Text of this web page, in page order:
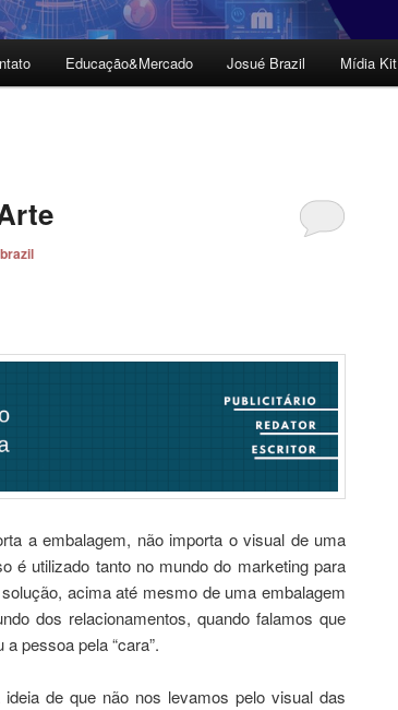
Educação&Mercado Josué Brazil Mídia Kit
a embalagem, não importa o visual de uma
é utilizado tanto no mundo do marketing para
acima até mesmo de uma embalagem
dos relacionamentos, quando falamos que
pessoa pela “cara”.
de que não nos levamos pelo visual das